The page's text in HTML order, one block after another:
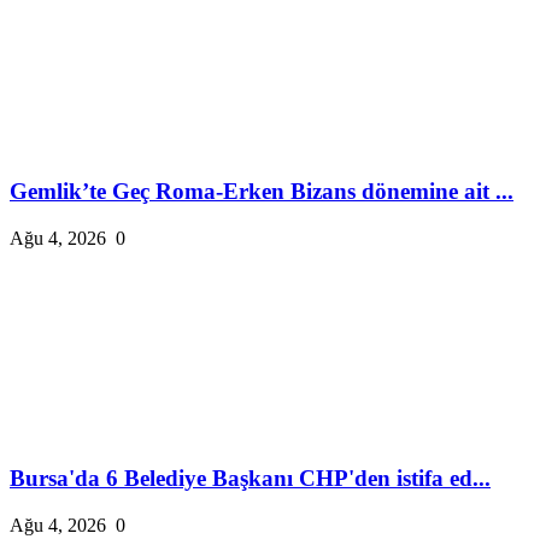
Gemlik’te Geç Roma-Erken Bizans dönemine ait ...
Ağu 4, 2026 0
Bursa'da 6 Belediye Başkanı CHP'den istifa ed...
Ağu 4, 2026 0